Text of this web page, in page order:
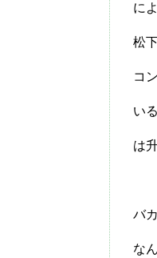
に
松
コ
い
は
バ
な